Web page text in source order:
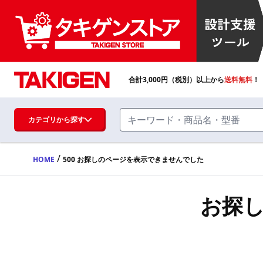
ハンドル・取手・つまみ・周辺機器
FA・A
合計3,000円（税別）以上から送料無料
カテゴリから探す
HOME / 500 お探しのページを表示できませんでした
お探